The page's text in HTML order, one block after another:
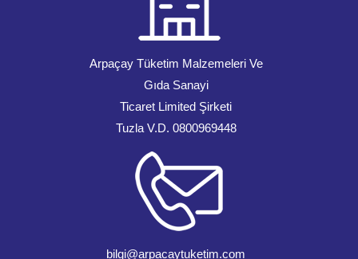
Arpaçay Tüketim Malzemeleri Ve
Gıda Sanayi
Ticaret Limited Şirketi
Tuzla V.D. 0800969448
bilgi@arpacaytuketim.com